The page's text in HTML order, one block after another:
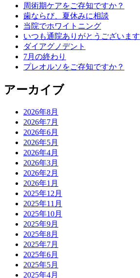
周術期ケアをご存知ですか？
歯ならび、夏休みに相談
当院でホワイトニング
いつも通院ありがとうございます
ダイアグノデント
7月の終わり
プレオルソをご存知ですか？
アーカイブ
2026年8月
2026年7月
2026年6月
2026年5月
2026年4月
2026年3月
2026年2月
2026年1月
2025年12月
2025年11月
2025年10月
2025年9月
2025年8月
2025年7月
2025年6月
2025年5月
2025年4月